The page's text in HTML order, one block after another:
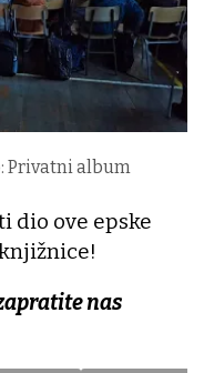
Privatni album
dio ove epske
nas